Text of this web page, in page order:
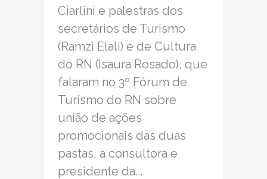
Ciarlini e palestras dos
secretários de Turismo
(Ramzi Elali) e de Cultura
do RN (Isaura Rosado), que
falaram no 3º Fórum de
Turismo do RN sobre
união de ações
promocionais das duas
pastas, a consultora e
presidente da...